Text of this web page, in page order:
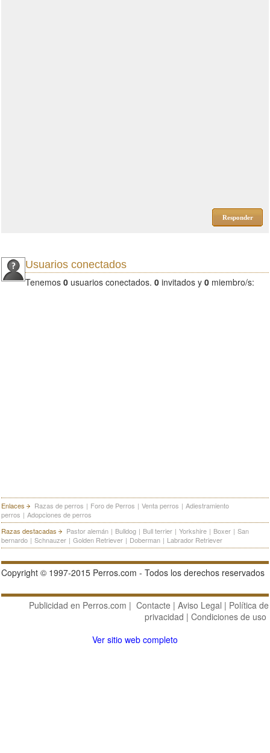
Responder
Usuarios conectados
Tenemos 0 usuarios conectados. 0 invitados y 0 miembro/s:
Enlaces Razas de perros | Foro de Perros | Venta perros | Adiestramiento
perros | Adopciones de perros
Razas destacadas
Pastor alemán | Bulldog | Bull terrier | Yorkshire | Boxer | San
bernardo | Schnauzer | Golden Retriever | Doberman | Labrador Retriever
Copyright © 1997-2015 Perros.com - Todos los derechos reservados
Publicidad en Perros.com | Contacte | Aviso Legal | Política de
privacidad | Condiciones de uso
Ver sitio web completo